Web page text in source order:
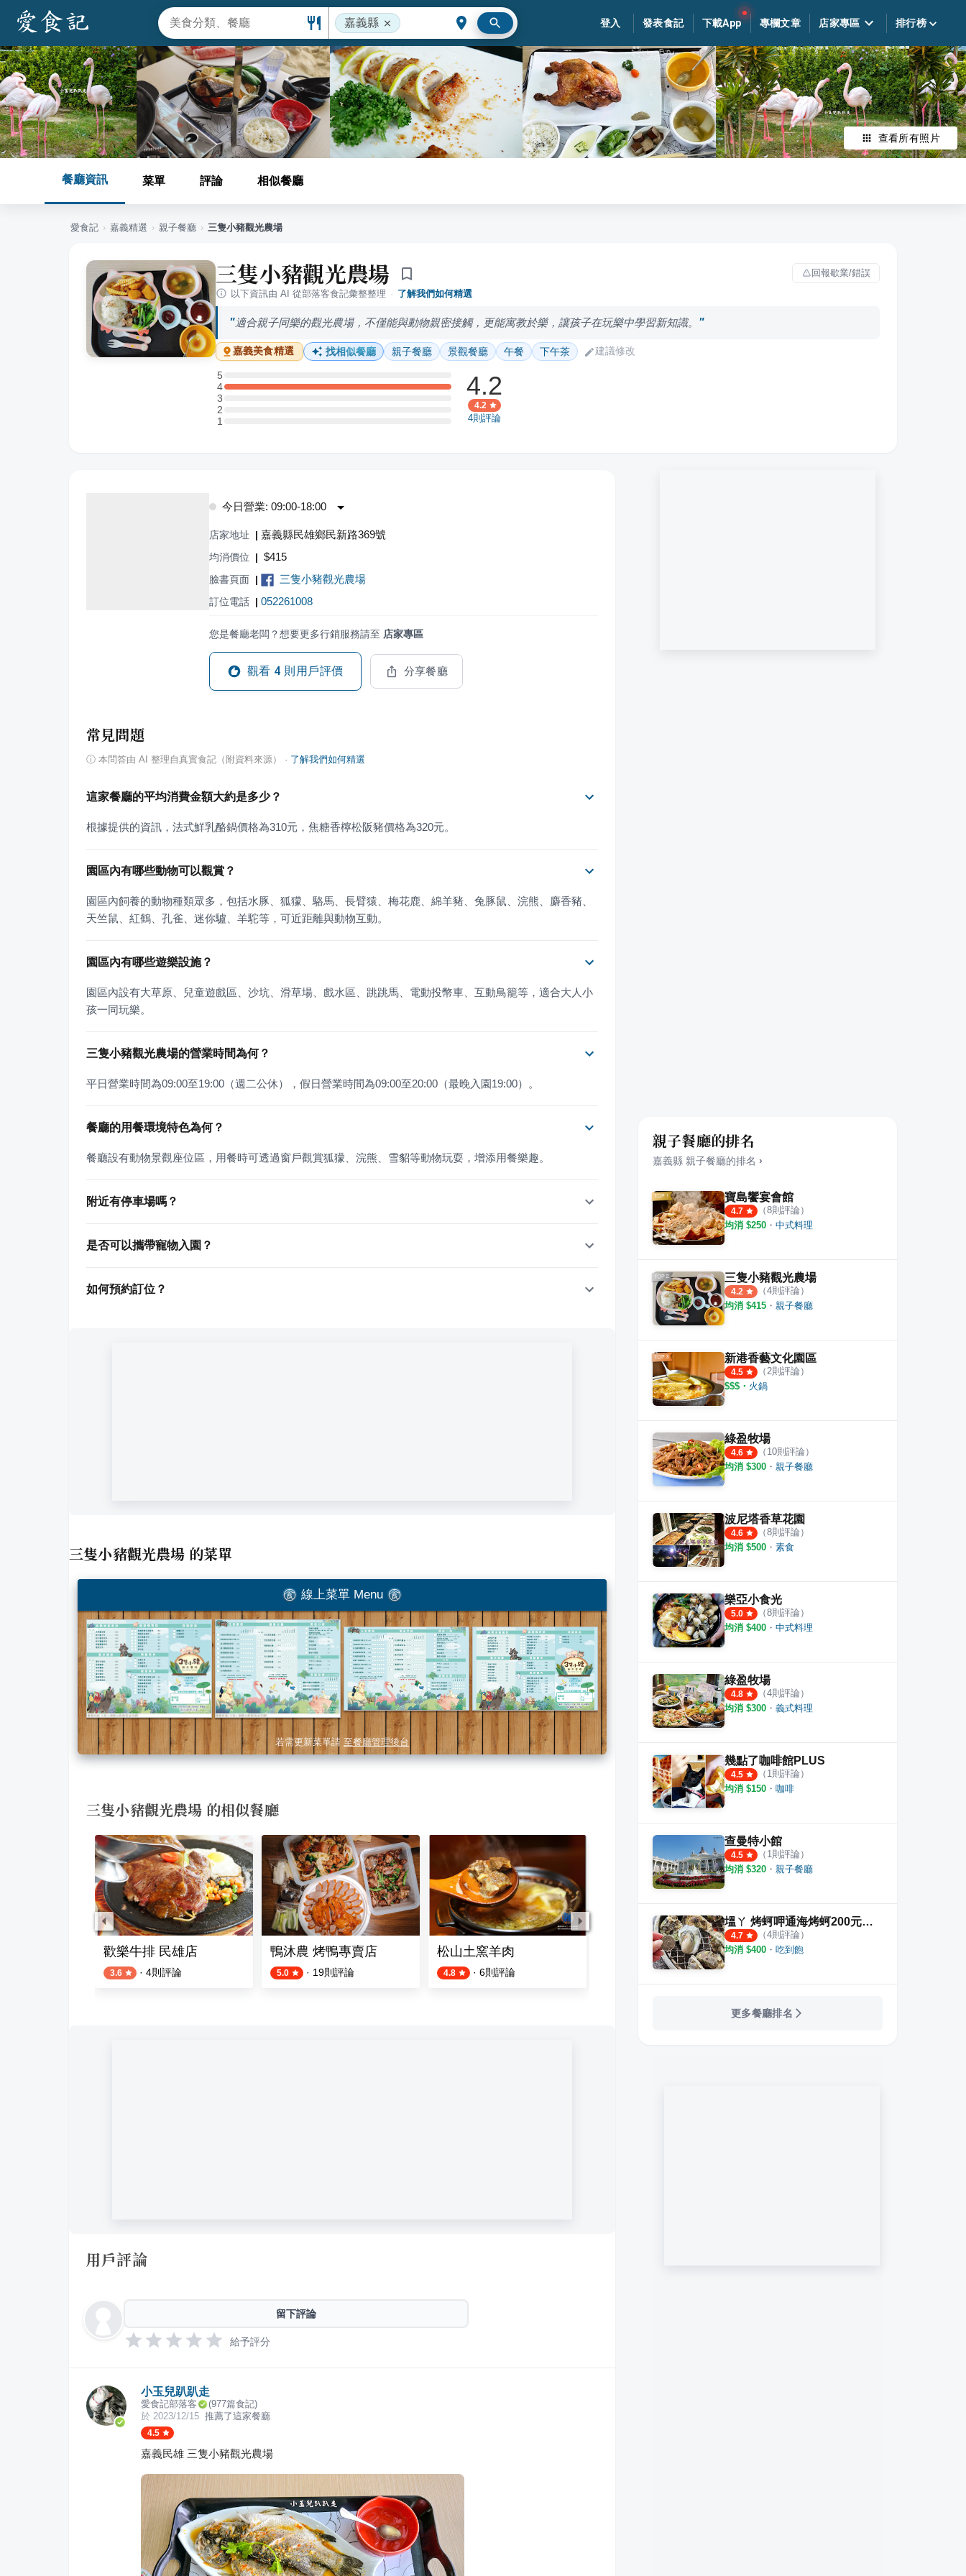
嘉義縣 登入 發表食記 下載App 專欄文章 店家專區 排行榜
查看所有照片
餐廳資訊 菜單 評論 相似餐廳
愛食記 › 嘉義精選 › 親子餐廳 › 三隻小豬觀光農場
三隻小豬觀光農場
回報歇業/錯誤
以下資訊由 AI 從部落客食記彙整整理 · 了解我們如何精選
適合親子同樂的觀光農場，不僅能與動物親密接觸，更能寓教於樂，讓孩子在玩樂中學習新知識。
嘉義美食精選 找相似餐廳 親子餐廳 景觀餐廳 午餐 下午茶 建議修改
5
5 星：0 則評論
4
4 星：4 則評論
3
3 星：0 則評論
2
2 星：0 則評論
11 星：0 則評論
4.2
4.2
4則評論
今日營業: 09:00-18:00
店家地址 | 嘉義縣民雄鄉民新路369號
均消價位 | $415
臉書頁面 | 三隻小豬觀光農場
訂位電話 | 052261008
您是餐廳老闆？想要更多行銷服務請至 店家專區
觀看 4 則用戶評價 分享餐廳
常見問題
ⓘ 本問答由 AI 整理自真實食記（附資料來源） · 了解我們如何精選
這家餐廳的平均消費金額大約是多少？
根據提供的資訊，法式鮮乳酪鍋價格為310元，焦糖香檸松阪豬價格為320元。
園區內有哪些動物可以觀賞？
園區內飼養的動物種類眾多，包括水豚、狐獴、駱馬、長臂猿、梅花鹿、綿羊豬、兔豚鼠、浣熊、麝香豬、
天竺鼠、紅鶴、孔雀、迷你驢、羊駝等，可近距離與動物互動。
園區內有哪些遊樂設施？
園區內設有大草原、兒童遊戲區、沙坑、滑草場、戲水區、跳跳馬、電動投幣車、互動鳥籠等，適合大人小
孩一同玩樂。
三隻小豬觀光農場的營業時間為何？
平日營業時間為09:00至19:00（週二公休），假日營業時間為09:00至20:00（最晚入園19:00）。
餐廳的用餐環境特色為何？
餐廳設有動物景觀座位區，用餐時可透過窗戶觀賞狐獴、浣熊、雪貂等動物玩耍，增添用餐樂趣。
附近有停車場嗎？
是否可以攜帶寵物入園？
如何預約訂位？
三隻小豬觀光農場 的菜單
線上菜單 Menu
若需更新菜單請 至餐廳管理後台
三隻小豬觀光農場 的相似餐廳
歡樂牛排 民雄店
3.6 · 4則評論
鴨沐農 烤鴨專賣店
5.0 · 19則評論
松山土窯羊肉
4.8 · 6則評論
綠盈牧場
10則評論
民雄鵝肉町
用戶評論
留下評論
給予評分
小玉兒趴趴走
愛食記部落客 (977篇食記)
於 2023/12/15 推薦了這家餐廳
4.5
嘉義民雄 三隻小豬觀光農場
親子餐廳的排名
嘉義縣 親子餐廳的排名 ›
寶島饗宴會館
4.7 （8則評論）
均消 $250 ・ 中式料理
三隻小豬觀光農場
4.2 （4則評論）
均消 $415 ・ 親子餐廳
新港香藝文化園區
4.5 （2則評論）
$$$ ・ 火鍋
綠盈牧場
4.6 （ 10則評論）
均消 $300 ・ 親子餐廳
波尼塔香草花園
4.6 （8則評論）
均消 $500 ・ 素食
樂亞小食光
5.0 （8則評論）
均消 $400 ・ 中式料理
綠盈牧場
4.8 （4則評論）
均消 $300 ・ 義式料理
幾點了咖啡館PLUS
4.5 （ 1則評論）
均消 $150 ・ 咖啡
查曼特小館
4.5 （ 1則評論）
均消 $320 ・ 親子餐廳
塭ㄚ 烤蚵呷通海烤蚵200元吃到飽
4.7 （4則評論）
均消 $400 ・ 吃到飽
更多餐廳排名